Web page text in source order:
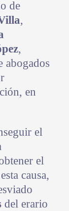
de
,
,
abogados
en
el
el
causa,
del erario